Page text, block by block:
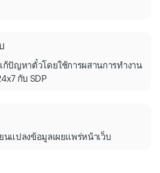
ก้ปัญหาตั๋วโดยใช้การผสานการทำงาน
กับ SDP
นแปลงข้อมูลเผยแพร่หน้าเว็บ